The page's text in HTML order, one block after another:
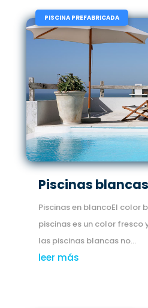
Piscinas blancas
| PISCINA PREFABRICADA
Piscinas en blancoEl color
piscinas es un color fresco
las piscinas blancas no...
leer más